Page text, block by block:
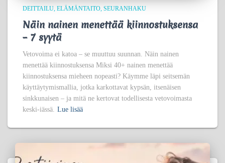
DEITTAILU ELÄMÄNTAITO SEURANHAKU
Näin nainen menettää kiinnostuksensa
– 7 syytä
Vetovoima ei katoa – se muuttuu suunnan. Näin nainen
menettää kiinnostuksensa Miksi 40+ nainen menettää
kiinnostuksensa mieheen nopeasti? Käymme läpi seitsemän
käyttäytymismallia, jotka karkottavat kypsän, itsenäisen
sinkkunaisen – ja mitä ne kertovat todellisesta vetovoimasta
keski-iässä. Lue lisää